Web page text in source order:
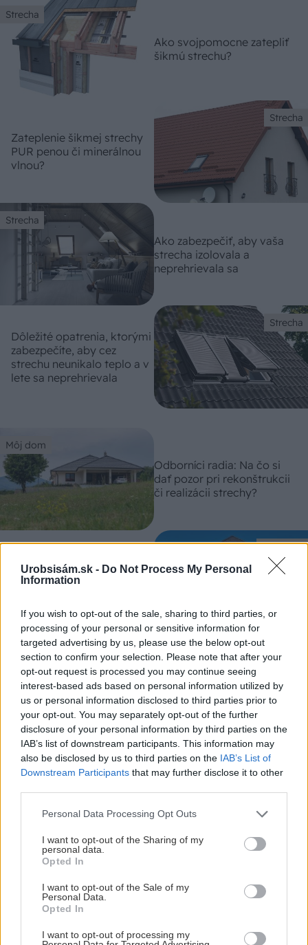
Urobsisám.sk - Do Not Process My Personal
Information
If you wish to opt-out of the sale, sharing to third parties, or
processing of your personal or sensitive information for
targeted advertising by us, please use the below opt-out
section to confirm your selection. Please note that after your
opt-out request is processed you may continue seeing
interest-based ads based on personal information utilized by
us or personal information disclosed to third parties prior to
your opt-out. You may separately opt-out of the further
disclosure of your personal information by third parties on the
IAB’s list of downstream participants. This information may
also be disclosed by us to third parties on the IAB’s List of
Downstream Participants that may further disclose it to other
Please note that this website/app uses one or more Google
not limited to your visit or usage behaviour. You may click to
grant or deny consent to Google and its third-party tags to
use your data for below specified purposes in below Google
consent section.
Personal Data Processing Opt Outs
I want to opt-out of the Sharing of my
personal data.
Opted In
I want to opt-out of the Sale of my
Personal Data.
Opted In
I want to opt-out of processing my
Strecha
Ako svojpomocne zatepliť
šikmú strechu?
Strecha
Zateplenie šikmej strechy
PUR penou či minerálnou
vlnou?
Strecha
Ako zabezpečiť, aby vaša
strecha izolovala a
neprehrievala sa
Strecha
Dôležité opatrenia, ktorými
zabezpečíte, aby cez
strechu neunikalo teplo a v
lete sa neprehrievala
Môj dom
Odborníci radia: Na čo si
dať pozor pri rekonštrukcii
či realizácii strechy?
Môj dom
zateplení domov
najčastejšie. Pripravujú sa
Môj dom
Postup krok za krokom:
Ako zatepliť podkrovie
medzi a pod krokvami
Odborníci sa zhodli: Na
týchto miestach zlyhá
strecha najčastejšie a nejde
problém?
KOMENTÁRE